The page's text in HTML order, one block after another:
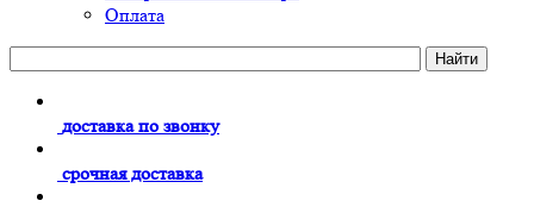
Оплата
доставка по звонку
срочная доставка